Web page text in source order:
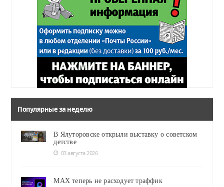
Популярные за неделю
В Ялуторовске открыли выставку о советском
детстве
03 августа 2026
MAX теперь не расходует траффик